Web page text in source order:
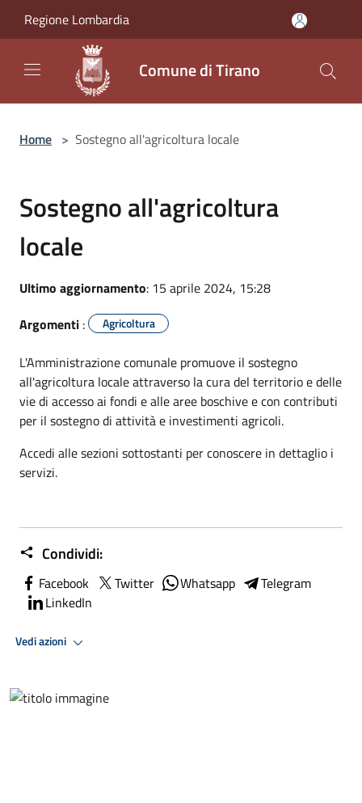
Regione Lombardia
Comune di Tirano
Home > Sostegno all'agricoltura locale
Sostegno all'agricoltura
locale
Ultimo aggiornamento: 15 aprile 2024, 15:28
Argomenti : Agricoltura
L'Amministrazione comunale promuove il sostegno
all'agricoltura locale attraverso la cura del territorio e delle
vie di accesso ai fondi e alle aree boschive e con contributi
per il sostegno di attività e investimenti agricoli.
Accedi alle sezioni sottostanti per conoscere in dettaglio i
servizi.
Condividi:
Facebook Twitter Whatsapp
Telegram
LinkedIn
Vedi azioni